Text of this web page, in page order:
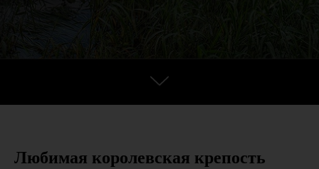
Любимая королевская крепость